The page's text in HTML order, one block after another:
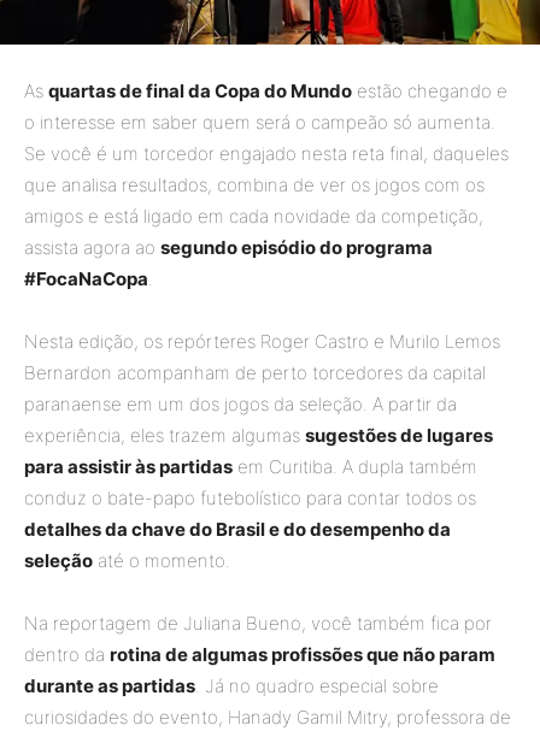
As quartas de final da Copa do Mundo estão chegando e
o interesse em saber quem será o campeão só aumenta.
Se você é um torcedor engajado nesta reta final, daqueles
que analisa resultados, combina de ver os jogos com os
amigos e está ligado em cada novidade da competição,
assista agora ao segundo episódio do programa
#FocaNaCopa
Nesta edição, os repórteres Roger Castro e Murilo Lemos
Bernardon acompanham de perto torcedores da capital
paranaense em um dos jogos da seleção. A partir da
experiência, eles trazem algumas sugestões de lugares
para assistir às partidas em Curitiba. A dupla também
conduz o bate-papo futebolístico para contar todos os
detalhes da chave do Brasil e do desempenho da
seleção até o momento.
Na reportagem de Juliana Bueno, você também fica por
dentro da rotina de algumas profissões que não param
durante as partidas . Já no quadro especial sobre
curiosidades do evento, Hanady Gamil Mitry, professora de